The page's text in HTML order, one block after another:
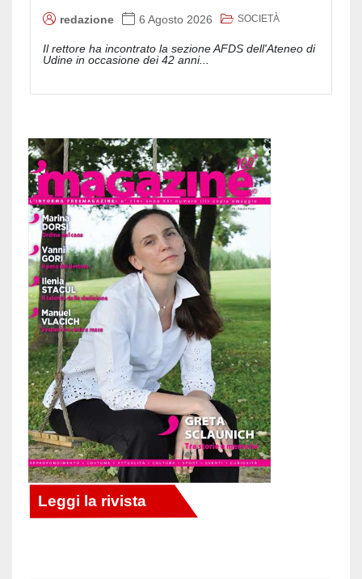
redazione 6 Agosto 2026 SOCIETÀ
Il rettore ha incontrato la sezione AFDS dell'Ateneo di
Udine in occasione dei 42 anni...